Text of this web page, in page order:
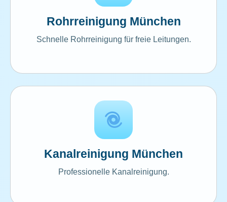
Rohrreinigung München
Schnelle Rohrreinigung für freie Leitungen.
Kanalreinigung München
Professionelle Kanalreinigung.